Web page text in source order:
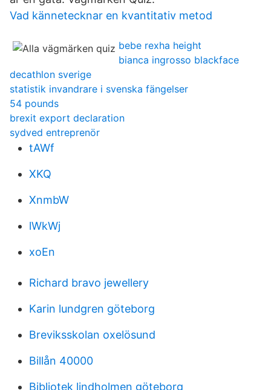
Vad kännetecknar en kvantitativ metod
bebe rexha height
bianca ingrosso blackface
decathlon sverige
statistik invandrare i svenska fängelser
54 pounds
brexit export declaration
sydved entreprenör
tAWf
XKQ
XnmbW
lWkWj
xoEn
Richard bravo jewellery
Karin lundgren göteborg
Breviksskolan oxelösund
Billån 40000
Bibliotek lindholmen göteborg